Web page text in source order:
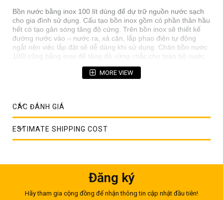
Bồn nước bằng inox 100 lít dùng để dự trữ nguồn nước sạch
cho gia đình sử dụng. Cấu tạo bồn inox gồm có phần thân hầu
hết có tạo gân sóng tăng độ cứng. Trên bồn inox sẽ thiết kế
đường nước vào – nước ra, xả cặn, lắp phao điện tự động
ngắt nên việc lắp đặt sẽ dễ dàng khi sử dụng. Chân bồn nước
100l cũng bằng inox để tăng độ vững chắc cho toàn bộ nước.
MORE VIEW
CÁC ĐÁNH GIÁ
ESTIMATE SHIPPING COST
Đăng ký
Hãy tham gia cộng đồng để nhận thông tin cập nhật đầu tiên!